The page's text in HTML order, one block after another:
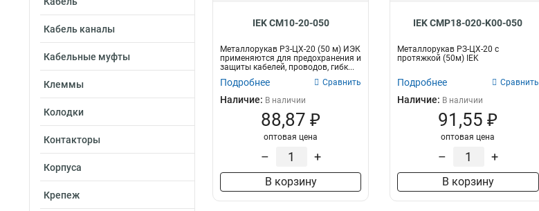
Кабель каналы
Кабельные муфты
Клеммы
Колодки
Контакторы
Корпуса
Крепеж
IEK CM10-20-050
Металлорукав Р3-ЦХ-20 (50 м) ИЭК
применяются для предохранения и
защиты кабелей, проводов, гибк...
Подробнее Сравнить
Наличие: В наличии
88,87 ₽
оптовая цена
– +
В корзину
IEK CMP18-020-K00-050
Металлорукав РЗ-ЦХ-20 с
протяжкой (50м) IEK
Подробнее Сравнить
Наличие: В наличии
91,55 ₽
оптовая цена
– +
В корзину